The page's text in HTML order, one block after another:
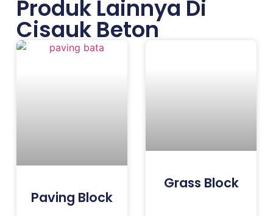
Produk Lainnya Di
Cisauk Beton
Paving Block
Grass Block